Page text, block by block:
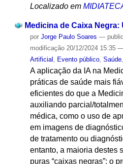
Localizado em
Medicina de Caixa Negra:
por Jorge Paulo Soares —
modificação20/12/2024 15:35 —
Artificial
Evento público, Saúde,
A aplicação da IA ​​na
práticas de saúde mais
eficientes do que a
auxiliando parcial/
médica, como o uso de
em imagens de
de tratamento ou
entanto, a maioria destes
puras “caixas negras”: o